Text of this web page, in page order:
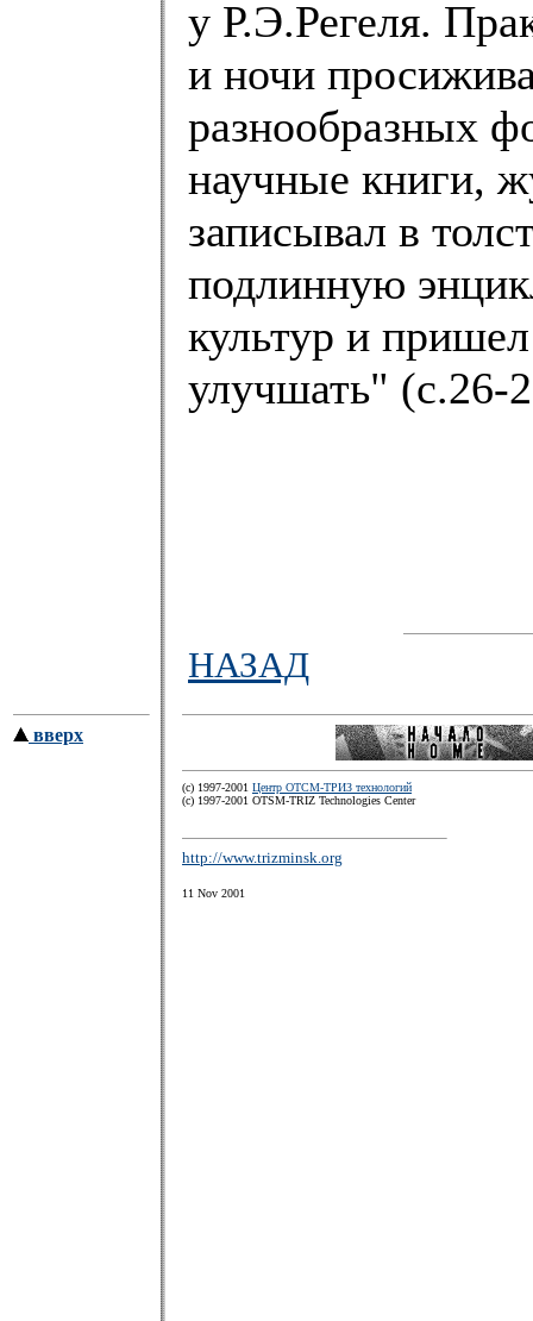
у Р.Э.Регеля.
и ночи
разнообразных
научные книги,
записывал в
подлинную
культур и
улучшать" (с.26-
НАЗАД
вверх
(c) 1997-2001 Центр ОТСМ-ТРИЗ технологий
(с) 1997-2001 OTSM-TRIZ Technologies Center
http://www.trizminsk.org
11 Nov 2001